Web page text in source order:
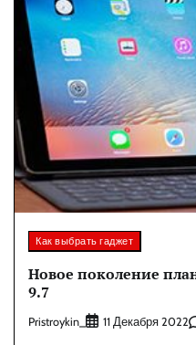
Как выбрать гаджет
Новое поколение
9.7
Pristroykin_ 11 Декабря 2022